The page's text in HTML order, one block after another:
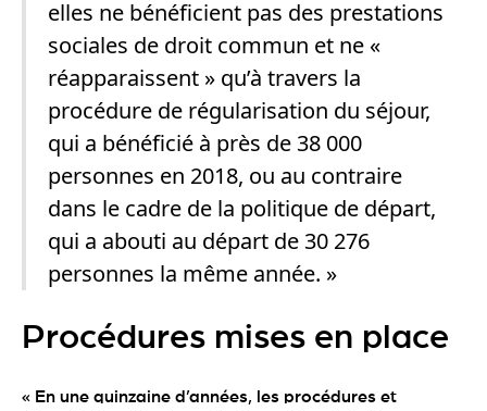
elles ne bénéficient pas des prestations
sociales de droit commun et ne «
réapparaissent » qu’à travers la
procédure de régularisation du séjour,
qui a bénéficié à près de 38 000
personnes en 2018, ou au contraire
dans le cadre de la politique de départ,
qui a abouti au départ de 30 276
personnes la même année. »
Procédures mises en place
« En une quinzaine d’années, les procédures et